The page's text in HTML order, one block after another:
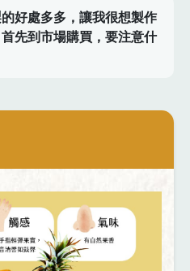
好處多多，讓我很想製作
先到市場購買，要注意什